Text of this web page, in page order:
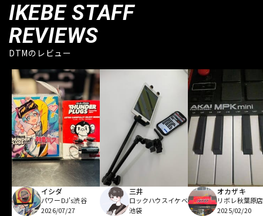
IKEBE STAFF
REVIEWS
DTMのレビュー
イシダ
パワーDJ's渋谷
2026/07/27
三井
ロックハウスイケベ
池袋
オカザキ
リボレ秋葉原店
2025/02/20